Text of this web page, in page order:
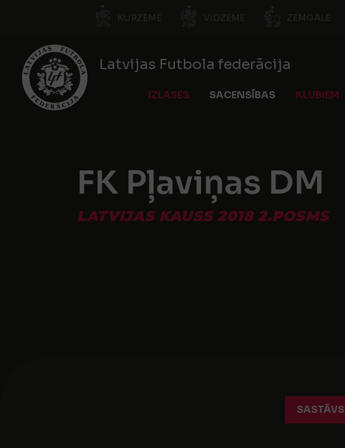
KURZEME VIDZEME ZEMGALE
Latvijas Futbola federācija
IZLASES SACENSĪBAS KLUBIEM
FK Pļaviņas DM
LATVIJAS KAUSS 2018 2.POSMS
SASTĀVS